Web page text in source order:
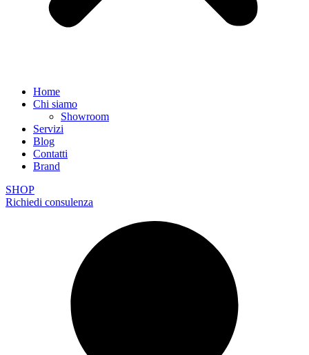
Home
Chi siamo
Showroom
Servizi
Blog
Contatti
Brand
SHOP
Richiedi consulenza